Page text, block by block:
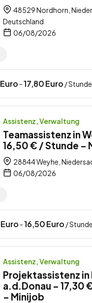
48529 Nordhorn,
Deutschland
06/08/2026
Euro -17,80Euro / Stunde
Assistenz, Verwaltung
Teamassistenz in
16,50 € / Stunde –
28844 Weyhe,
06/08/2026
Euro -16,50Euro / Stunde
Assistenz, Verwaltung
Projektassistenz in
a.d.Donau – 17,30
– Minijob